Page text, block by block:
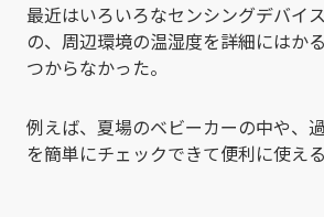
最近はいろいろなセンシングデバイ
の、周辺環境の温湿度を詳細にはか
つからなかった。
例えば、夏場のベビーカーの中や、
を簡単にチェックできて便利に使える